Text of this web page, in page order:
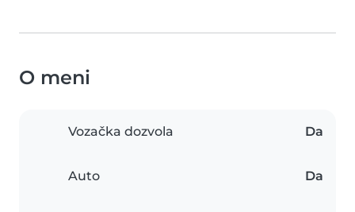
O meni
Vozačka dozvola Da
Auto Da